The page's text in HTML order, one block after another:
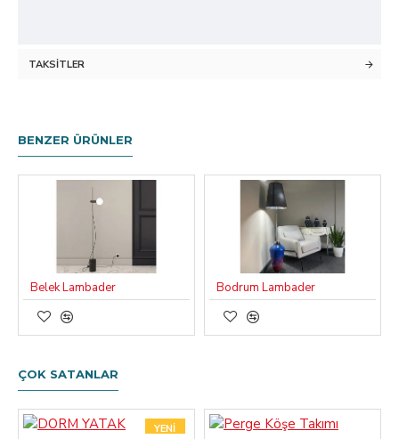
TAKSITLER
BENZER ÜRÜNLER
Belek Lambader Bodrum Lambader
ÇOK SATANLAR
YENI